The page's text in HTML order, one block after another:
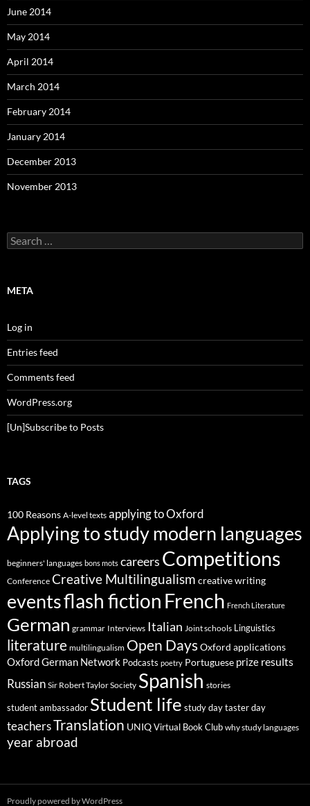
June 2014
May 2014
April 2014
March 2014
February 2014
January 2014
December 2013
November 2013
Search
for:
META
Log in
Entries feed
Comments feed
WordPress.org
[Un]Subscribe to Posts
TAGS
100 Reasons A-level texts applying to Oxford
Applying to study modern languages
beginners' languages bons mots careers Competitions
Conference Creative Multilingualism creative writing
eventsflash fiction French French Literature
German grammar Interviews Italian Joint schools Linguistics
literature multilingualism Open DaysOxford applications
Oxford German Network Podcasts poetry Portuguese prize results
Russian Sir Robert Taylor Society Spanish stories
student ambassador Student life study daytaster day
teachersTranslation UNIQVirtual Book Club why study languages
year abroad
Proudly powered by WordPress